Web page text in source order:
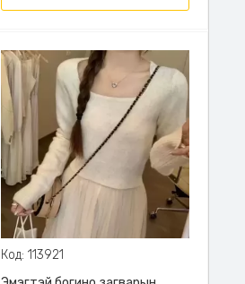
Код: 113921